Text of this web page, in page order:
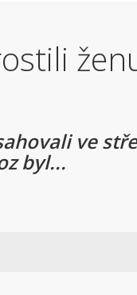
ve
byl...